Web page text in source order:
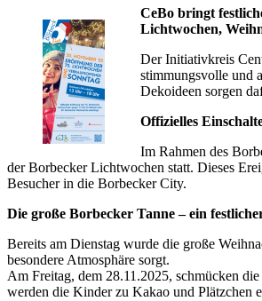
CeBo bringt
Lichtwochen,
Der Initiativkreis
stimmungsvolle und
Dekoideen sorgen
Offizielles
Im Rahmen des
der Borbecker Lichtwochen statt. Dieses
Besucher in die Borbecker City.
Die große Borbecker Tanne – ein
Bereits am Dienstag wurde die große
besondere Atmosphäre sorgt.
Am Freitag, dem 28.11.2025, schmücken
werden die Kinder zu Kakao und Plätzchen